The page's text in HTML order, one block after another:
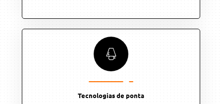
Tecnologias de ponta